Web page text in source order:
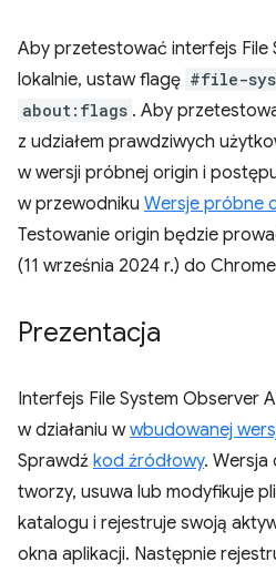
Aby przetestować interfejs File
lokalnie, ustaw flagę #file-
about:flags . Aby
z udziałem prawdziwych
w wersji próbnej origin i
w przewodniku Wersje próbne
Testowanie origin będzie
(11 września 2024 r.) do
Prezentacja
Interfejs File System Observer
w działaniu wwbudowanej
Sprawdź kod źródłowy. Wersja
tworzy, usuwa lub modyfikuje
katalogu i rejestruje swoją
okna aplikacji. Następnie